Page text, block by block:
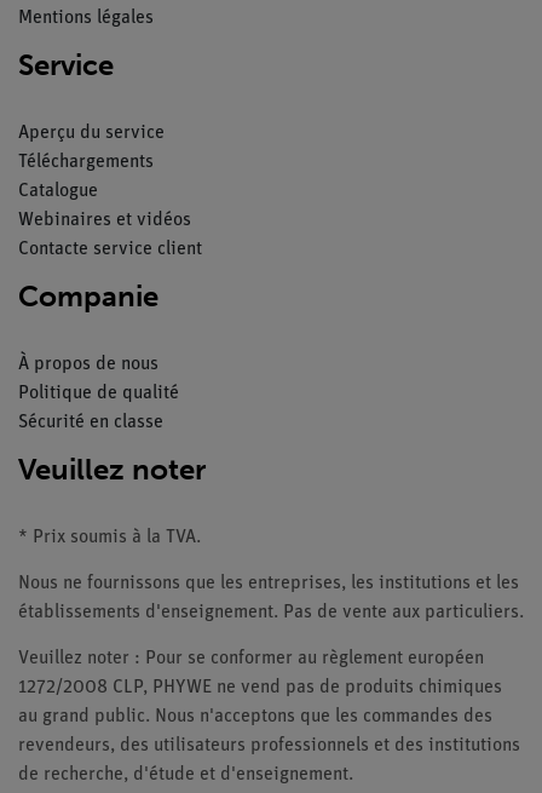
Mentions légales
Service
Aperçu du service
Téléchargements
Catalogue
Webinaires et vidéos
Contacte service client
Companie
À propos de nous
Politique de qualité
Sécurité en classe
Veuillez noter
* Prix soumis à la TVA.
Nous ne fournissons que les entreprises, les institutions et les
établissements d'enseignement. Pas de vente aux particuliers.
Veuillez noter : Pour se conformer au règlement européen
1272/2008 CLP, PHYWE ne vend pas de produits chimiques
au grand public. Nous n'acceptons que les commandes des
revendeurs, des utilisateurs professionnels et des institutions
de recherche, d'étude et d'enseignement.